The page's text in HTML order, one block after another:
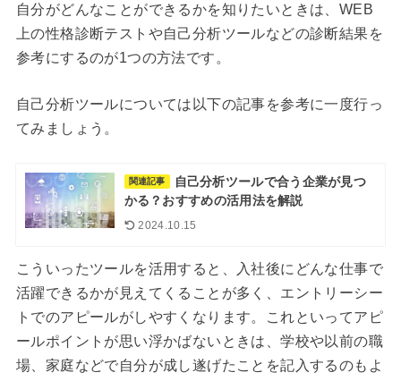
自分がどんなことができるかを知りたいときは、WEB
上の性格診断テストや自己分析ツールなどの診断結果を
参考にするのが1つの方法です。
自己分析ツールについては以下の記事を参考に一度行っ
てみましょう。
関連記事
自己分析ツールで合う企業が見つ
かる？おすすめの活用法を解説
2024.10.15
こういったツールを活用すると、入社後にどんな仕事で
活躍できるかが見えてくることが多く、エントリーシー
トでのアピールがしやすくなります。これといってアピ
ールポイントが思い浮かばないときは、学校や以前の職
場、家庭などで自分が成し遂げたことを記入するのもよ